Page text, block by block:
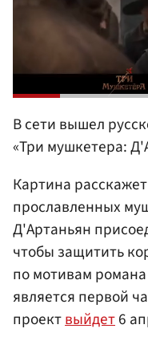
В сети вышел
«Три мушкетера:
Картина
прославленных
Д'Артаньян
чтобы защитить
по мотивам романа
является первой
проектвыйдет6